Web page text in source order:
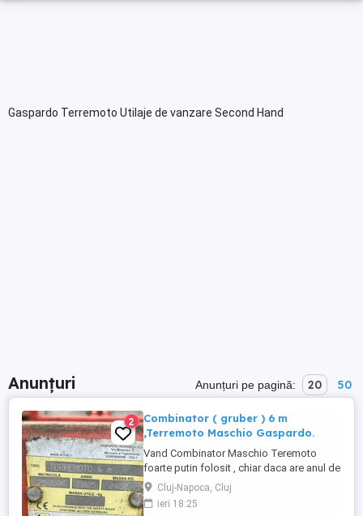
Gaspardo Terremoto Utilaje de vanzare Second Hand
Anunțuri Anunțuri pe pagină: 20 50
2
Combinator ( gruber ) 6 m
,Terremoto Maschio Gaspardo.
Vand Combinator Maschio Teremoto
foarte putin folosit , chiar daca are anul de
fabricatie din 2005. Pret 9500 euro.
Cluj-Napoca, Cluj
ieri 18:25